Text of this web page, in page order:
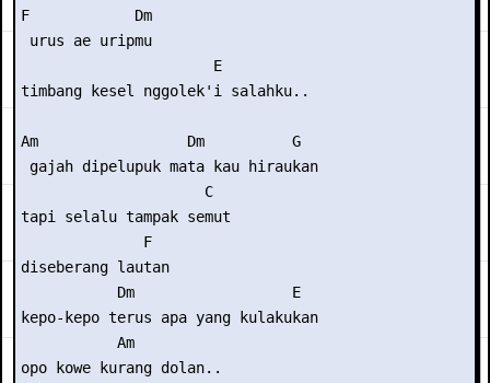
F            Dm
urus ae uripmu
                      E
timbang kesel nggolek'i salahku..
Am                 Dm          G
gajah dipelupuk mata kau hiraukan
                     C
tapi selalu tampak semut
              F
diseberang lautan
           Dm                  E
kepo-kepo terus apa yang kulakukan
           Am
opo kowe kurang dolan..